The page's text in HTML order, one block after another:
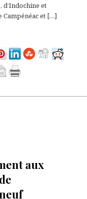
d’Indochine et
Campénéac et […]
aux